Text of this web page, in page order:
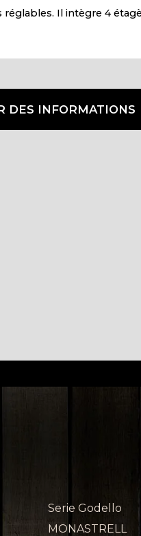
Il intègre 4
DES INFORMATIONS
Serie Godello
MONASTRELL